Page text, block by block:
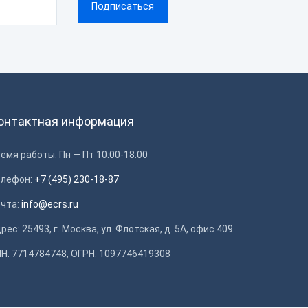
информация
работы: Пн — Пт 10:00-18:00
+7 (495) 230-18-87
info@ecrs.ru
25493, г. Москва, ул. Флотская, д. 5А, офис 409
7714784748, ОГРН: 1097746419308